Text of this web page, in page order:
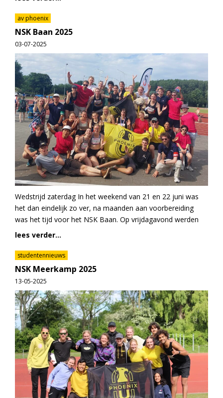
av phoenix
NSK Baan 2025
03-07-2025
Wedstrijd zaterdag In het weekend van 21 en 22 juni was
het dan eindelijk zo ver, na maanden aan voorbereiding
was het tijd voor het NSK Baan. Op vrijdagavond werden
lees verder...
studentennieuws
NSK Meerkamp 2025
13-05-2025